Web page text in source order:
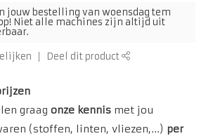
jouw bestelling van woensdag tem
Niet alle machines zijn altijd uit
Deel dit product
graag onze kennis met jou
(stoffen, linten, vliezen,...) per